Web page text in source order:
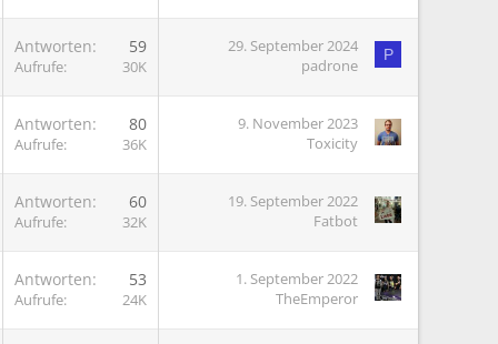
Antworten 59
Aufrufe 30K
29. September 2024
padrone
P
Antworten 80
Aufrufe 36K
9. November 2023
Toxicity
Antworten 60
Aufrufe 32K
19. September 2022
Fatbot
Antworten 53
Aufrufe 24K
1. September 2022
TheEmperor